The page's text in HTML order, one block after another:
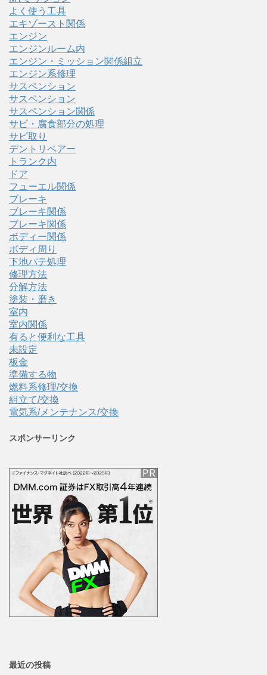
よく使う工具
エキゾースト関係
エンジン
エンジンルーム内
エンジン・ミッション関係組立
エンジン系修理
サスペンション
サスペンション
サスペンション関係
サビ・腐食部分の処理
サビ取り
デントリペアー
トランク内
ドア
フューエル関係
ブレーキ
ブレーキ関係
ブレーキ関係
ボディー関係
ボディ周り
下地パテ処理
修理方法
分解方法
塗装・磨き
室内
室内関係
有ると便利な工具
未設定
板金
準備する物
燃料系修理/交換
組立て/交換
電気系/メンテナンス/交換
スポンサーリンク
最近の投稿